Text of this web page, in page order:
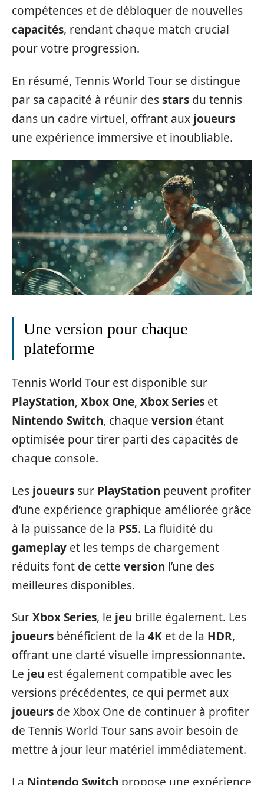
compétences et de débloquer de nouvelles
capacités, rendant chaque match crucial
pour votre progression.
En résumé, Tennis World Tour se distingue
par sa capacité à réunir desstars du tennis
dans un cadre virtuel, offrant aux joueurs
une expérience immersive et inoubliable.
Une version pour chaque
plateforme
Tennis World Tour est disponible sur
PlayStation, Xbox One, Xbox Series et
Nintendo Switch, chaque version étant
optimisée pour tirer parti des capacités de
chaque console.
Les joueurs sur PlayStation peuvent profiter
d’une expérience graphique améliorée grâce
à la puissance de la PS5. La fluidité du
gameplay et les temps de chargement
réduits font de cette version l’une des
meilleures disponibles.
SurXbox Series, le jeu brille également. Les
joueurs bénéficient de la 4K et de la HDR,
offrant une clarté visuelle impressionnante.
Le jeu est également compatible avec les
versions précédentes, ce qui permet aux
joueurs de Xbox One de continuer à profiter
de Tennis World Tour sans avoir besoin de
mettre à jour leur matériel immédiatement.